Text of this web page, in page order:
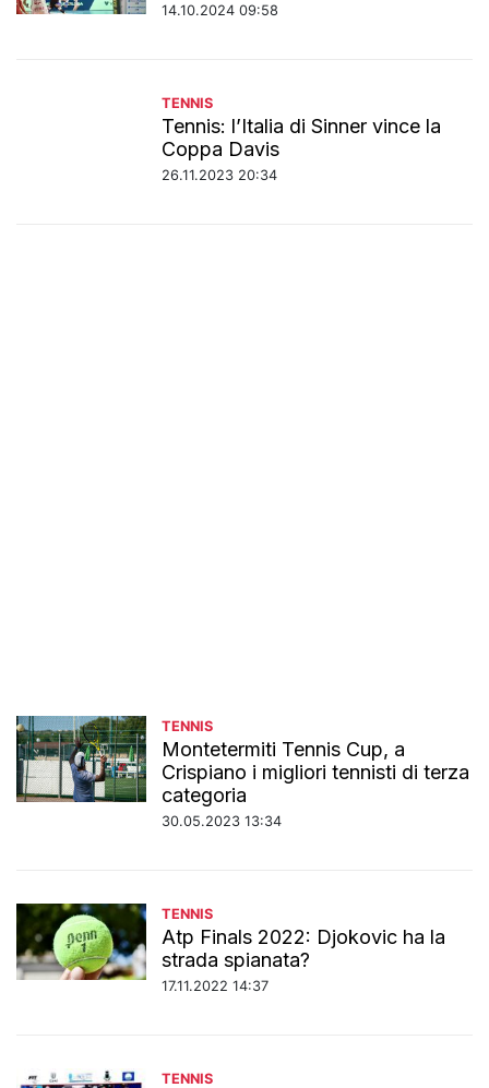
14.10.2024 09:58
TENNIS
Tennis: l’Italia di Sinner vince la
Coppa Davis
26.11.2023 20:34
TENNIS
Montetermiti Tennis Cup, a
Crispiano i migliori tennisti di terza
categoria
30.05.2023 13:34
TENNIS
Atp Finals 2022: Djokovic ha la
strada spianata?
17.11.2022 14:37
TENNIS